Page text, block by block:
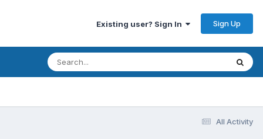
Existing user? Sign In Sign Up
All Activity